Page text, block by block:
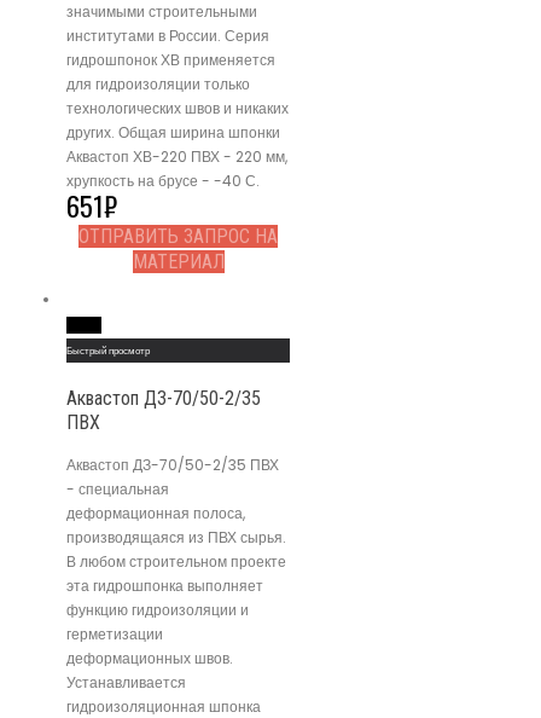
значимыми строительными
институтами в России. Серия
гидрошпонок ХВ применяется
для гидроизоляции только
технологических швов и никаких
других. Общая ширина шпонки
Аквастоп ХВ-220 ПВХ - 220 мм,
хрупкость на брусе - -40 С.
651₽
ОТПРАВИТЬ ЗАПРОС НА
МАТЕРИАЛ
Быстрый просмотр
Аквастоп ДЗ-70/50-2/35
ПВХ
Аквастоп ДЗ-70/50-2/35 ПВХ
- специальная
деформационная полоса,
производящаяся из ПВХ сырья.
В любом строительном проекте
эта гидрошпонка выполняет
функцию гидроизоляции и
герметизации
деформационных швов.
Устанавливается
гидроизоляционная шпонка